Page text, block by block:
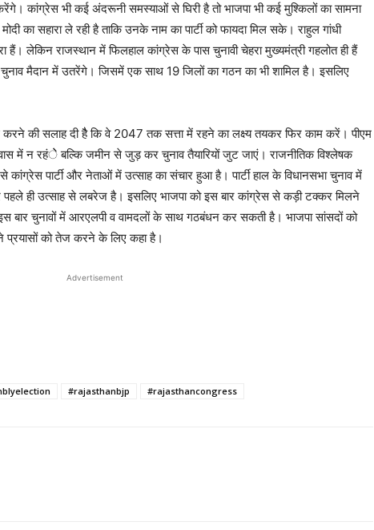
करेंगे। कांग्रेस भी कई अंदरूनी समस्याओं से घिरी है तो भाजपा भी कई मुश्किलों का सामना
का सहारा ले रही है ताकि उनके नाम का पार्टी को फायदा मिल सके। राहुल गांधी
लेकिन राजस्थान में फिलहाल कांग्रेस के पास चुनावी चेहरा मुख्यमंत्री गहलोत ही हैं
मैदान में उतरेंगे। जिसमें एक साथ 19 जिलों का गठन का भी शामिल है। इसलिए
करने की सलाह दी हैै कि वे 2047 तक सत्ता में रहने का लक्ष्य तयकर फिर काम करें। पीएम
में न रहंेे बल्कि जमीन से जुड़ कर चुनाव तैयारियों जुट जाएं। राजनीतिक विश्लेषक
पार्टी और नेताओं में उत्साह का संचार हुआ है। पार्टी हाल के विधानसभा चुनाव में
पहले ही उत्साह से लबरेज है। इसलिए भाजपा को इस बार कांग्रेस से कड़ी टक्कर मिलने
बार चुनावों में आरएलपी व वामदलों के साथ गठबंधन कर सकती है। भाजपा सांसदों को
प्रयासों को तेज करने के लिए कहा है।
Advertisement
#rajasthanbjp #rajasthancongress